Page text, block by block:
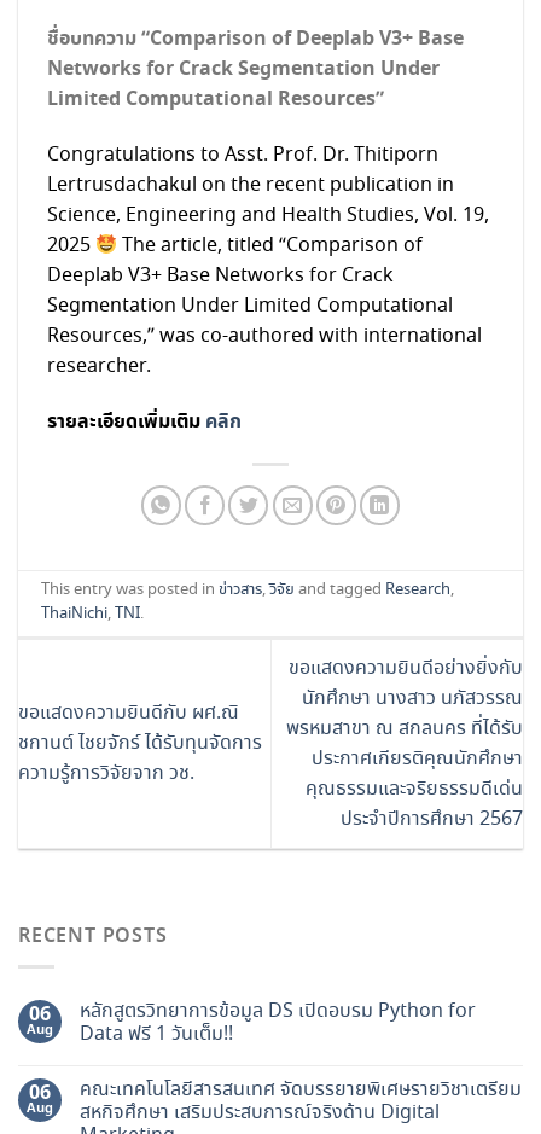
ชื่อบทความ “Comparison of Deeplab V3+ Base
Networks for Crack Segmentation Under
Limited Computational Resources”
Congratulations to Asst. Prof. Dr. Thitiporn
Lertrusdachakul on the recent publication in
Science, Engineering and Health Studies, Vol. 19,
2025
The article, titled “Comparison of
Deeplab V3+ Base Networks for Crack
Segmentation Under Limited Computational
Resources,” was co-authored with international
researcher.
รายละเอียดเพิ่มเติม คลิก
This entry was posted inข่าวสาร,วิจัย and tagged Research,
ThaiNichi,TNI.
ขอแสดงความยินดีกับ ผศ.ณิ
ชกานต์ ไชยจักร์ ได้รับทุนจัดการ
ความรู้การวิจัยจาก วช.
ขอแสดงความยินดีอย่างยิ่งกับ
นักศึกษา นางสาว นภัสวรรณ
พรหมสาขา ณ สกลนคร ที่ได้รับ
ประกาศเกียรติคุณนักศึกษา
คุณธรรมและจริยธรรมดีเด่น
ประจำปีการศึกษา 2567
RECENT POSTS
06
Aug
หลักสูตรวิทยาการข้อมูล DS เปิดอบรม Python for
Data ฟรี 1 วันเต็ม!!
06
Aug
คณะเทคโนโลยีสารสนเทศ จัดบรรยายพิเศษรายวิชาเตรียม
สหกิจศึกษา เสริมประสบการณ์จริงด้าน Digital